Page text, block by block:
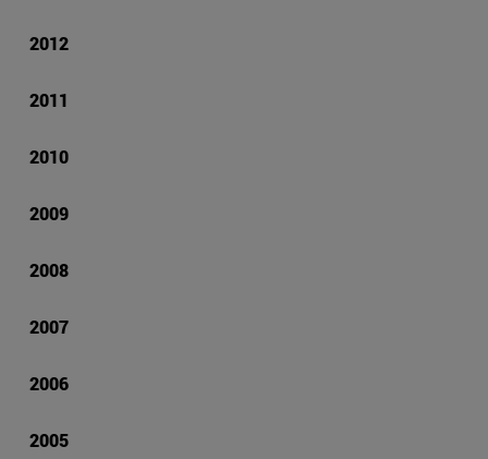
2012
2011
2010
2009
2008
2007
2006
2005